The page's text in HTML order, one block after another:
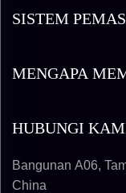
SISTEM
MENGAPA
HUBUNGI
Bangunan A06,
China